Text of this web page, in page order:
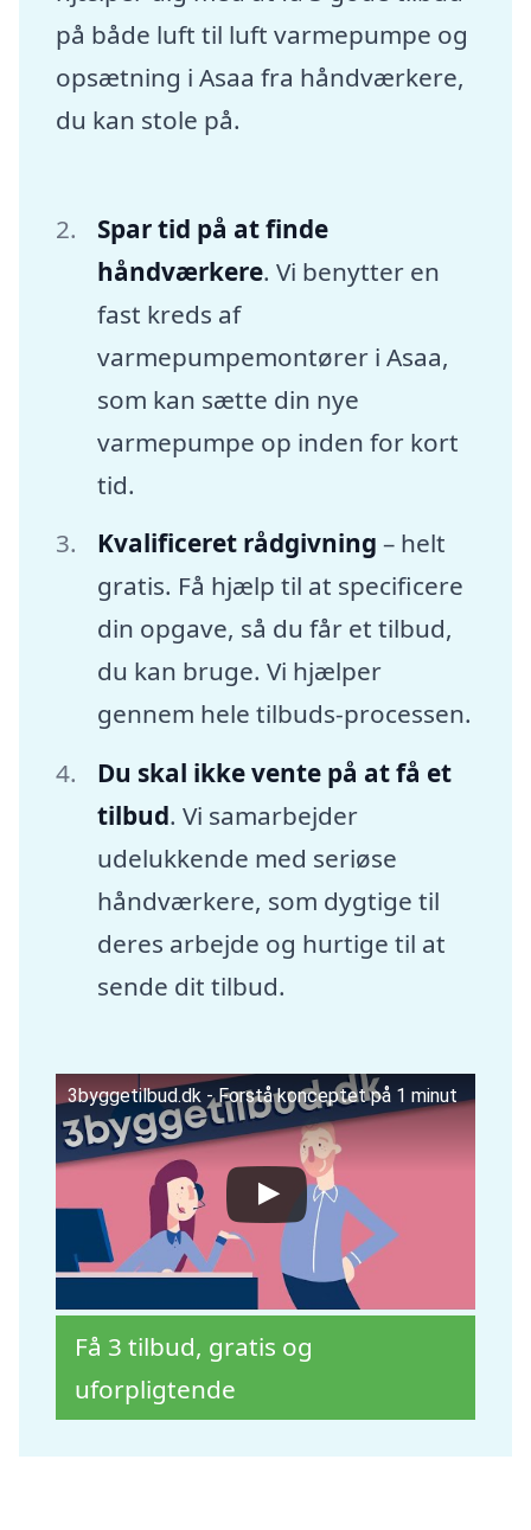
på både luft til luft varmepumpe og
opsætning i Asaa fra håndværkere,
du kan stole på.
Spar tid på at finde
håndværkere. Vi benytter en
fast kreds af
varmepumpemontører i Asaa,
som kan sætte din nye
varmepumpe op inden for kort
tid.
Kvalificeret rådgivning – helt
gratis. Få hjælp til at specificere
din opgave, så du får et tilbud,
du kan bruge. Vi hjælper
gennem hele tilbuds-processen.
Du skal ikke vente på at få et
tilbud. Vi samarbejder
udelukkende med seriøse
håndværkere, som dygtige til
deres arbejde og hurtige til at
sende dit tilbud.
3byggetilbud.dk - Forstå konceptet på 1 minut
Få 3 tilbud, gratis og
uforpligtende